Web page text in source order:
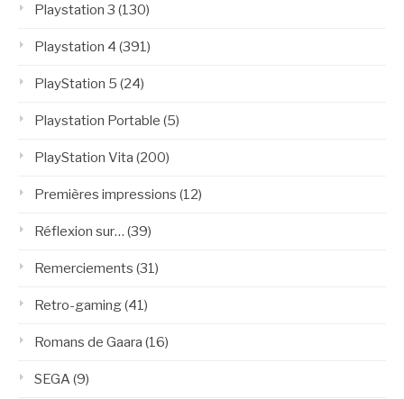
Playstation 3 (130)
Playstation 4 (391)
PlayStation 5 (24)
Playstation Portable (5)
PlayStation Vita (200)
Premières impressions (12)
Réflexion sur… (39)
Remerciements (31)
Retro-gaming(41)
Romans de Gaara (16)
SEGA(9)